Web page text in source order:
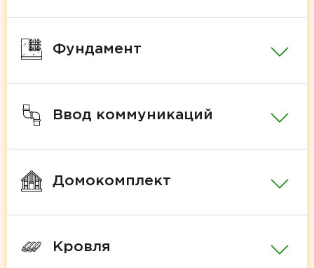
Фундамент
Ввод коммуникаций
Домокомплект
Кровля